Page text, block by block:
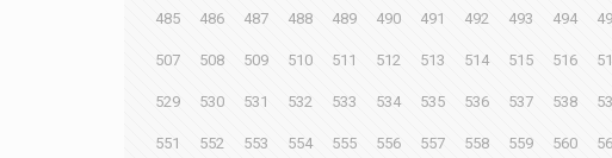
485 486 487 488 489 490 491 492 493 494
507 508 509 510 511 512 513 514 515 516
529 530 531 532 533 534 535 536 537 538
551 552 553 554 555 556 557 558 559 560